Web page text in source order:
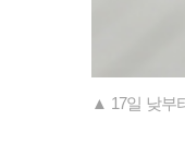
▲ 17일 낮부